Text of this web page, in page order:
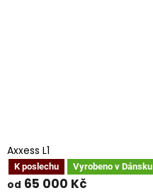
Axxess L1
K poslechu Vyrobeno v Dánsku
od 65 000 Kč